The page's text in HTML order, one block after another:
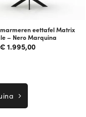
eettafel Matrix
– Nero Marquina
€ 1.995,00